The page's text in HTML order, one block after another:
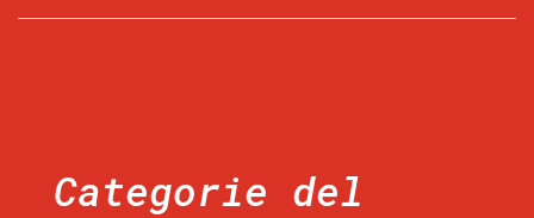
Categorie del